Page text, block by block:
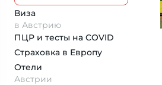
Виза
в Австрию
ПЦР и тесты на COVID
Страховка в Европу
Отели
Австрии